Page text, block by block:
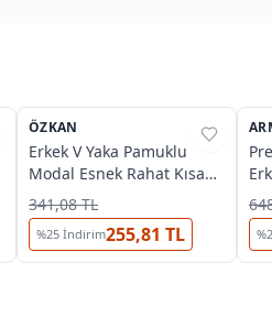
%45
ÖZKAN
Erkek V Yaka Pamuklu
Modal Esnek Rahat Kısa
Kollu T-Shirt Fanila Özkan
11143
341,08 TL
%25 İndirim255,81 TL
%
%